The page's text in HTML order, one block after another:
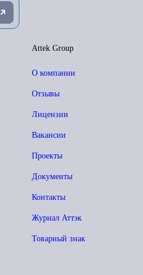
Attek Group
О компании
Отзывы
Лицензии
Вакансии
Проекты
Документы
Контакты
Журнал Аттэк
Товарный знак